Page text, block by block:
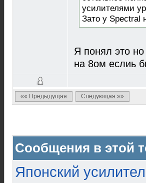
усилителями
Зато у Spectral
Я понял это но
на 8ом еслиь
«« Предыдущая Следующая »»
Сообщения в этой
Японский